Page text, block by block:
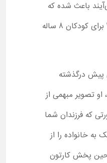
باعث شده که
تماشا فیلم Wonka 2023 برای کودکان 8 ساله
پیش درگذشته
تصویر مبهمی از
که فرزندان شما
به خانواده را از
حین پخش کارتون